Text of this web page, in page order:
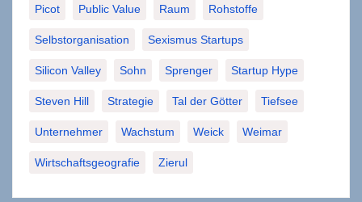
Picot Public Value Raum Rohstoffe
Selbstorganisation Sexismus Startups
Silicon Valley Sohn Sprenger Startup Hype
Steven Hill Strategie Tal der Götter Tiefsee
Unternehmer Wachstum Weick Weimar
Wirtschaftsgeografie Zierul